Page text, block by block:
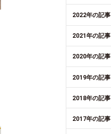
2022年の記事
2021年の記事
2020年の記事
2019年の記事
2018年の記事
2017年の記事